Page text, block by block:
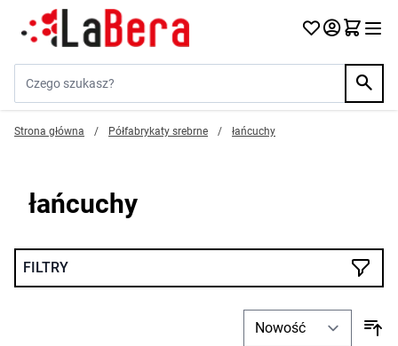
Przejdź do treści
Strona główna / Półfabrykaty srebrne / łańcuchy
łańcuchy
FILTRY